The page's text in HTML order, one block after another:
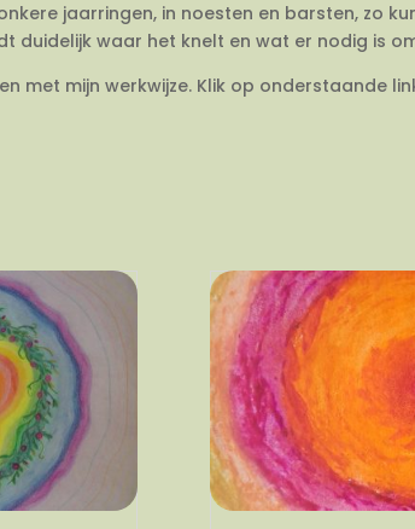
jaarringen, in noesten en barsten, zo
duidelijk waar het knelt en wat er nodig is
met mijn werkwijze. Klik op onderstaande